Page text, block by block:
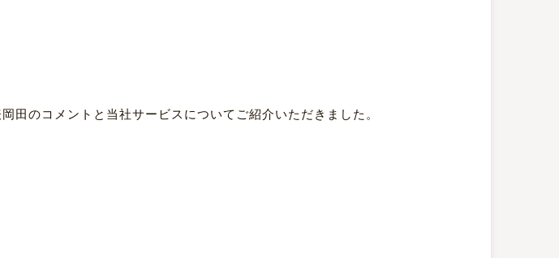
のコメントと当社サービスについてご紹介いただきました。